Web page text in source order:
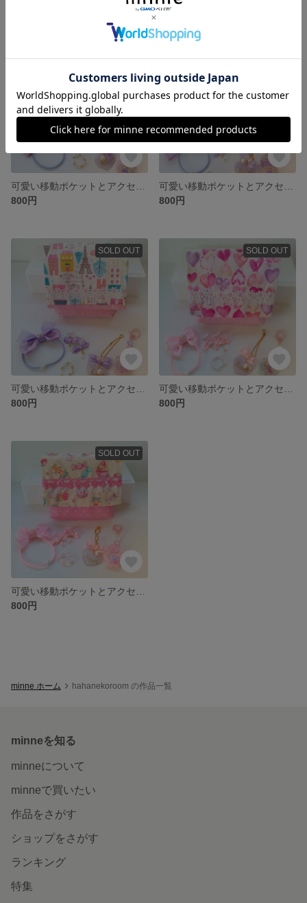
800円
800円
SOLD OUT
800円
SOLD OUT
800円
SOLD OUT
800円
minne ホーム hahanekoroom の作品一覧
minneを知る
minneについて
minneで買いたい
作品をさがす
ショップをさがす
ランキング
特集